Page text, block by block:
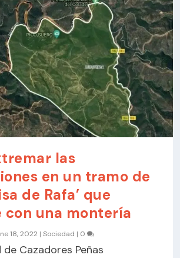
las
en un tramo de
de Rafa’ que
con una montería
18, 2022 |Sociedad | 0
Cazadores Peñas